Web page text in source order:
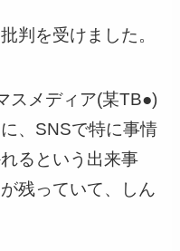
判を受けました。
スメディア(某TB●)
、SNSで特に事情
るという出来事
残っていて、しん